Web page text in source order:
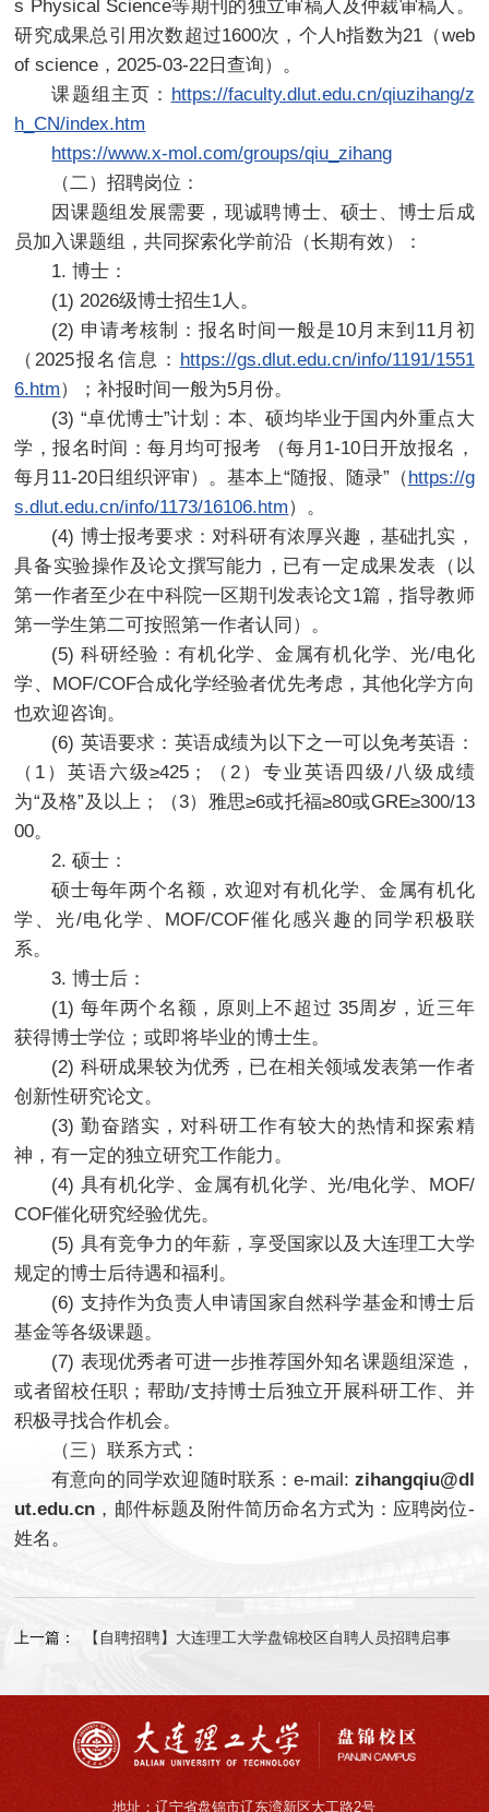
s Physical Science等期刊的独立审稿人及仲裁审稿人。
研究成果总引用次数超过1600次，个人h指数为21（web
of science，2025-03-22日查询）。
课题组主页： https://faculty.dlut.edu.cn/qiuzihang/z
h_CN/index.htm
https://www.x-mol.com/groups/qiu_zihang
（二）招聘岗位：
因课题组发展需要，现诚聘博士、硕士、博士后成
员加入课题组，共同探索化学前沿（长期有效）：
1. 博士：
(1) 2026级博士招生1人。
(2) 申请考核制：报名时间一般是10月末到11月初
（2025报名信息： https://gs.dlut.edu.cn/info/1191/1551
6.htm）；补报时间一般为5月份。
(3) “卓优博士”计划：本、硕均毕业于国内外重点大
学，报名时间：每月均可报考 （每月1-10日开放报名，
每月11-20日组织评审）。基本上“随报、随录”（https://g
s.dlut.edu.cn/info/1173/16106.htm）。
(4) 博士报考要求：对科研有浓厚兴趣，基础扎实，
具备实验操作及论文撰写能力，已有一定成果发表（以
第一作者至少在中科院一区期刊发表论文1篇，指导教师
第一学生第二可按照第一作者认同）。
(5) 科研经验：有机化学、金属有机化学、光/电化
学、MOF/COF合成化学经验者优先考虑，其他化学方向
也欢迎咨询。
(6) 英语要求：英语成绩为以下之一可以免考英语：
（1）英语六级≥425；（2）专业英语四级/八级成绩
为“及格”及以上；（3）雅思≥6或托福≥80或GRE≥300/13
00。
2. 硕士：
硕士每年两个名额，欢迎对有机化学、金属有机化
学、光/电化学、MOF/COF催化感兴趣的同学积极联
系。
3. 博士后：
(1) 每年两个名额，原则上不超过 35周岁，近三年
获得博士学位；或即将毕业的博士生。
(2) 科研成果较为优秀，已在相关领域发表第一作者
创新性研究论文。
(3) 勤奋踏实，对科研工作有较大的热情和探索精
神，有一定的独立研究工作能力。
(4) 具有机化学、金属有机化学、光/电化学、MOF/
COF催化研究经验优先。
(5) 具有竞争力的年薪，享受国家以及大连理工大学
规定的博士后待遇和福利。
(6) 支持作为负责人申请国家自然科学基金和博士后
基金等各级课题。
(7) 表现优秀者可进一步推荐国外知名课题组深造，
或者留校任职；帮助/支持博士后独立开展科研工作、并
积极寻找合作机会。
（三）联系方式：
有意向的同学欢迎随时联系：e-mail: zihangqiu@dl
ut.edu.cn ，邮件标题及附件简历命名方式为：应聘岗位-
姓名。
上一篇： 【自聘招聘】大连理工大学盘锦校区自聘人员招聘启事
地址：辽宁省盘锦市辽东湾新区大工路2号